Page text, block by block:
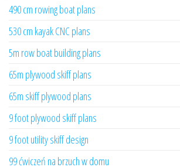
490 cm rowing boat plans
530 cm kayak CNC plans
5m row boat building plans
65m plywood skiff plans
65m skiff plywood plans
9 foot plywood skiff plans
9 foot utility skiff design
99 ćwiczeń na brzuch w domu